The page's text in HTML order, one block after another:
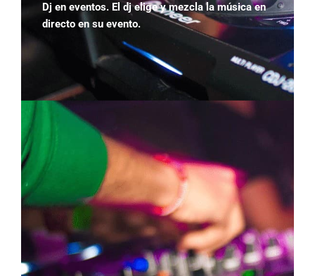
Dj en eventos. El dj elige y mezcla la música en
directo en su evento.